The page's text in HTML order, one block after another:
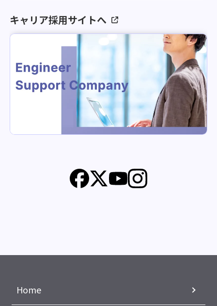
キャリア採用サイトへ
Home